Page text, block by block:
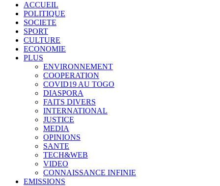
ACCUEIL
POLITIQUE
SOCIETE
SPORT
CULTURE
ECONOMIE
PLUS
ENVIRONNEMENT
COOPERATION
COVID19 AU TOGO
DIASPORA
FAITS DIVERS
INTERNATIONAL
JUSTICE
MEDIA
OPINIONS
SANTE
TECH&WEB
VIDEO
CONNAISSANCE INFINIE
EMISSIONS